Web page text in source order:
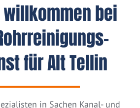
bei
für Alt Tellin
in Sachen Kanal- und